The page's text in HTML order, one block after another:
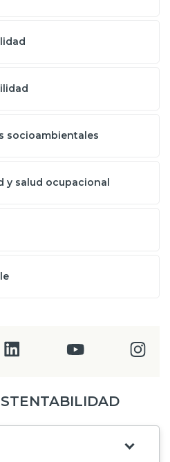
socioambientales
y salud ocupacional